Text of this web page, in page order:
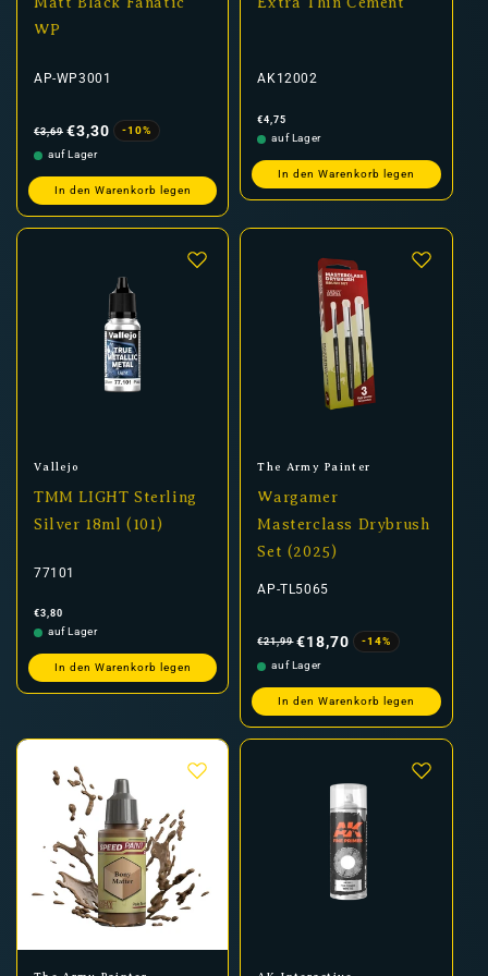
WP
AP-WP3001
Preis
€3,69 €3,30
-10%
auf Lager
In den Warenkorb legen
AK12002
Normaler
Preis
€4,75
auf Lager
In den Warenkorb legen
Anbieter:
Vallejo
TMM LIGHT Sterling
Silver 18ml (101)
77101
Normaler
Preis
€3,80
auf Lager
In den Warenkorb legen
Anbieter:
The Army Painter
Wargamer
Masterclass Drybrush
Set (2025)
AP-TL5065
Preis
€21,99 €18,70
-14%
auf Lager
In den Warenkorb legen